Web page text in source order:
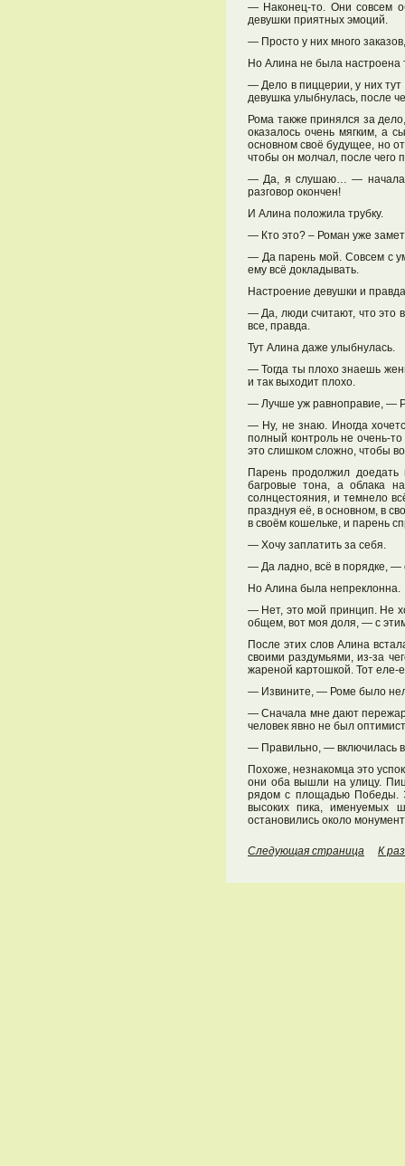
— Наконец-то. Они совсем
девушки приятных эмоций.
— Просто у них много
Но Алина не была настроена
— Дело в пиццерии, у них
девушка улыбнулась, после
Рома также принялся за
оказалось очень мягким, а
основном своё будущее, но
чтобы он молчал, после чего
— Да, я слушаю… — начала
разговор окончен!
И Алина положила трубку.
— Кто это? – Роман уже
— Да парень мой. Совсем с
ему всё докладывать.
Настроение девушки и
— Да, люди считают, что это
все, правда.
Тут Алина даже улыбнулась.
— Тогда ты плохо знаешь
и так выходит плохо.
— Лучше уж равноправие, —
— Ну, не знаю. Иногда
полный контроль не очень-
это слишком сложно, чтобы
Парень продолжил доедать
багровые тона, а облака
солнцестояния, и темнело
празднуя её, в основном, в
в своём кошельке, и парень
— Хочу заплатить за себя.
— Да ладно, всё в порядке, —
Но Алина была непреклонна.
— Нет, это мой принцип. Не
общем, вот моя доля, — с
После этих слов Алина
своими раздумьями, из-за
жареной картошкой. Тот еле-
— Извините, — Роме было
— Сначала мне дают
человек явно не был
— Правильно, — включилась
Похоже, незнакомца это
они оба вышли на улицу.
рядом с площадью Победы.
высоких пика, именуемых
остановились около
Следующая страница К